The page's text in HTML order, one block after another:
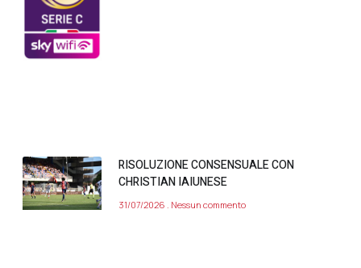
RISOLUZIONE CONSENSUALE CON
CHRISTIAN IAIUNESE
31/07/2026 Nessun commento